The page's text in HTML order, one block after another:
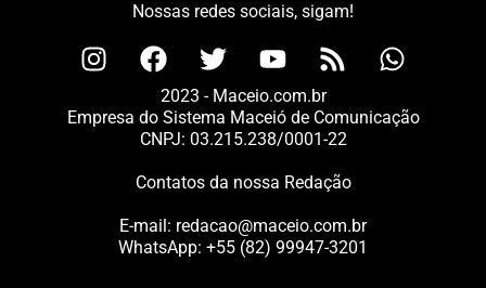
Nossas redes sociais, sigam!
2023 - Maceio.com.br
Empresa do Sistema Maceió de Comunicação
CNPJ: 03.215.238/0001-22
Contatos da nossa Redação
E-mail: redacao@maceio.com.br
WhatsApp: +55 (82) 99947-3201